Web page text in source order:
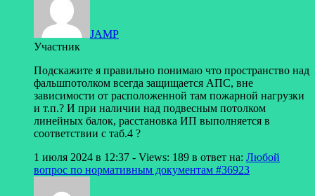
JAMP
Участник
Подскажите я правильно понимаю что пространство над
фальшпотолком всегда защищается АПС, вне
зависимости от расположенной там пожарной нагрузки
и т.п.? И при наличии над подвесным потолком
линейных балок, расстановка ИП выполняется в
соответствии с таб.4 ?
1 июля 2024 в 12:37 - Views: 189 в ответ на: Любой
вопрос по нормативным документам #36923